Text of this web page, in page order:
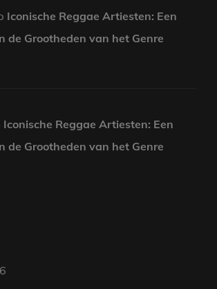
Iconische Reggae Artiesten: Een
de Grootheden van het Genre
Iconische Reggae Artiesten: Een
de Grootheden van het Genre